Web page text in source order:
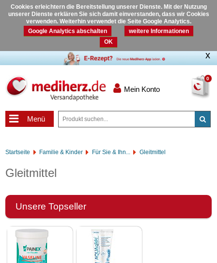
Cookies erleichtern die Bereitstellung unserer Dienste. Mit der Nutzung
unserer Dienste erklären Sie sich damit einverstanden, dass wir Cookies
verwenden. Weiterhin verwendet die Seite Google Analytics.
Google Analytics abschalten
weitere Informationen
OK
0
Mein Konto
Menü
Startseite Familie & Kinder Für Sie & Ihn... Gleitmittel
Gleitmittel
Unsere Topseller